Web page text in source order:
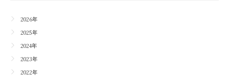
2026年
2025年
2024年
2023年
2022年